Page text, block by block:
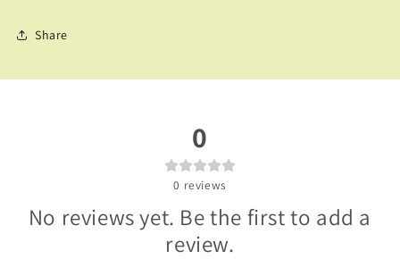
Share
0
0 reviews
No reviews yet. Be the first to add a
review.